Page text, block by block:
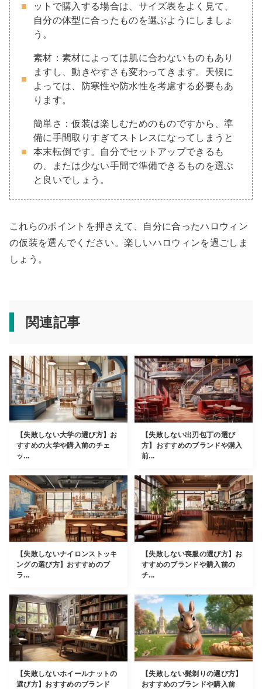
ットで購入する場合は、サイズ表をよく見て、
自分の体型に合ったものを選ぶようにしましょ
う。
素材：素材によっては肌に合わないものもあり
ますし、動きやすさも変わってきます。天候に
よっては、防寒性や防水性を考慮する必要もあ
ります。
簡単さ：仮装は楽しむためのものですから、準
備に手間取りすぎてストレスになってしまうと
本末転倒です。自分でセットアップできるも
の、または少ない手間で準備できるものを選ぶ
と良いでしょう。
これらのポイントを押さえて、自分に合ったハロウィン
の仮装を選んでください。楽しいハロウィンを過ごしま
しょう。
関連記事
【失敗しない大学の選び方】お
すすめの大学や購入前のチェ
ッ...
【失敗しない出刃包丁の選び
方】おすすめのブランドや購入
前...
【失敗しないナイロンストッキ
ングの選び方】おすすめのブ
ラ...
【失敗しない喪服の選び方】お
すすめのブランドや購入前の
チ...
【失敗しないホイールナットの
選び方】おすすめのブランド
【失敗しない髭剃りの選び方】
おすすめのブランドや購入前